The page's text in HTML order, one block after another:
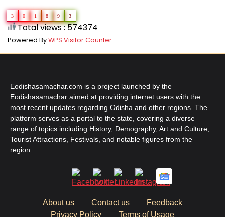
3 0 1 8 9 3
Total views : 574374
Powered ByWPS Visitor Counter
Eodishasamachar.com is a project launched by the
Eodishasamachar aimed at providing internet users with the
most recent updates regarding Odisha and other regions. The
platform serves as a portal to the state, covering a diverse
range of topics including History, Demography, Art and Culture,
Tourist Attractions, Festivals, and notable figures from the
region.
About us Contact us
Feedback
Privacy Policy
Terms of Usage